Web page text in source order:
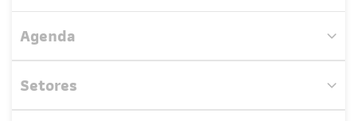
Agenda
Setores
Comissão dos Advogados Criminalistas